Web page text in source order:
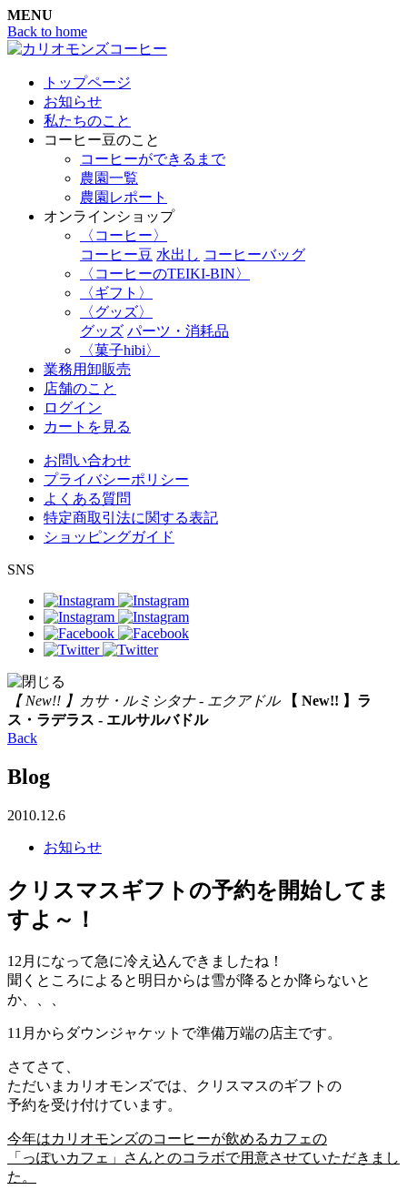
MENU
Back to home
トップページ
お知らせ
私たちのこと
コーヒー豆のこと
コーヒーができるまで
農園一覧
農園レポート
オンラインショップ
〈コーヒー〉
コーヒー豆 水出し コーヒーバッグ
〈コーヒーのTEIKI-BIN〉
〈ギフト〉
〈グッズ〉
グッズ パーツ・消耗品
〈菓子hibi〉
業務用卸販売
店舗のこと
ログイン
カートを見る
お問い合わせ
プライバシーポリシー
よくある質問
特定商取引法に関する表記
ショッピングガイド
SNS
【 New!! 】カサ・ルミシタナ - エクアドル
【 New!! 】ラ
ス・ラデラス - エルサルバドル
Back
Blog
2010.12.6
お知らせ
クリスマスギフトの予約を開始してま
すよ～！
12月になって急に冷え込んできましたね！
聞くところによると明日からは雪が降るとか降らないと
か、、、
11月からダウンジャケットで準備万端の店主です。
さてさて、
ただいまカリオモンズでは、クリスマスのギフトの
予約を受け付けています。
今年はカリオモンズのコーヒーが飲めるカフェの
「っぽいカフェ」さんとのコラボで用意させていただきまし
た。